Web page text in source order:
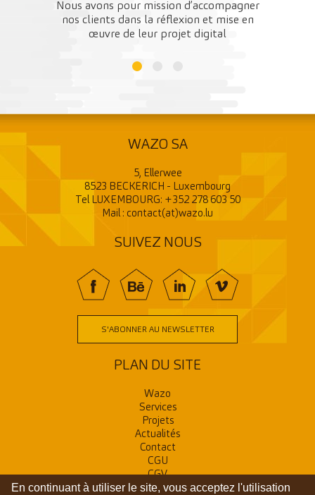
Nous avons pour mission d’accompagner
nos clients dans la réflexion et mise en
œuvre de leur projet digital
WAZO SA
5, Ellerwee
8523 BECKERICH - Luxembourg
Tel LUXEMBOURG: +352 278 603 50
Mail : contact(at)wazo.lu
SUIVEZ NOUS
BE In V
S'ABONNER AU NEWSLETTER
PLAN DU SITE
Wazo
Services
Projets
Actualités
Contact
CGU
CGV
RGPD
En continuant à utiliser le site, vous acceptez l'utilisation